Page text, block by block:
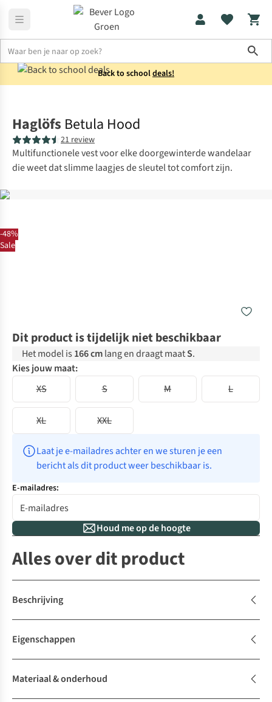
Back to schooldeals!
-48%
Sale
Haglöfs Betula Hood
21 review
Multifunctionele vest voor elke doorgewinterde wandelaar
die weet dat slimme laagjes de sleutel tot comfort zijn.
Dit product is tijdelijk niet beschikbaar
Het model is 166 cmlang en draagt maatS.
Kies jouw maat:
XS
S M L
XL XXL
Laat je e-mailadres achter en we sturen je een
bericht als dit product weer beschikbaar is.
E-mailadres:
Houd me op de hoogte
Alles over dit product
Beschrijving
Eigenschappen
Materiaal & onderhoud